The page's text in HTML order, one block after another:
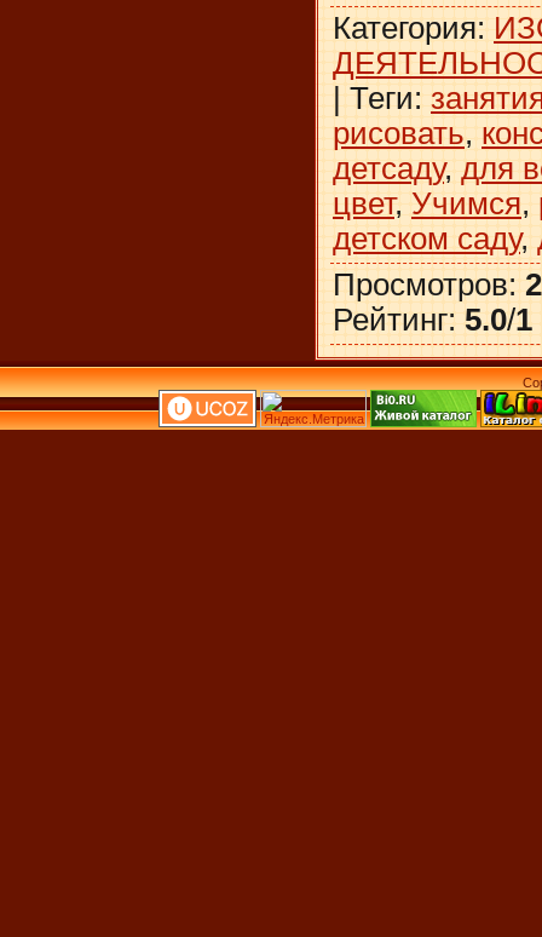
Категория:
| Теги:
рисовать,
детсаду, для
цвет, Учимся,
детском саду,
Просмотров:
Рейтинг: 5.0/1